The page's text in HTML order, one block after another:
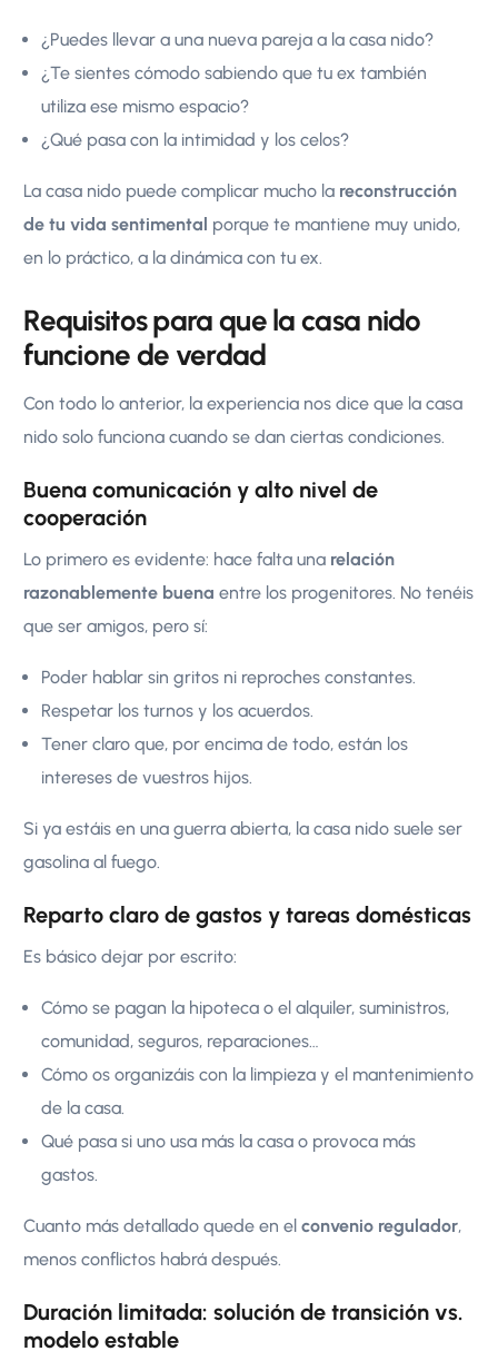
¿Puedes llevar a una nueva pareja a la casa nido?
¿Te sientes cómodo sabiendo que tu ex también
utiliza ese mismo espacio?
¿Qué pasa con la intimidad y los celos?
La casa nido puede complicar mucho la reconstrucción
de tu vida sentimental porque te mantiene muy unido,
en lo práctico, a la dinámica con tu ex.
Requisitos para que la casa nido
funcione de verdad
Con todo lo anterior, la experiencia nos dice que la casa
nido solo funciona cuando se dan ciertas condiciones.
Buena comunicación y alto nivel de
cooperación
Lo primero es evidente: hace falta una relación
razonablemente buena entre los progenitores. No tenéis
que ser amigos, pero sí:
Poder hablar sin gritos ni reproches constantes.
Respetar los turnos y los acuerdos.
Tener claro que, por encima de todo, están los
intereses de vuestros hijos.
Si ya estáis en una guerra abierta, la casa nido suele ser
gasolina al fuego.
Reparto claro de gastos y tareas domésticas
Es básico dejar por escrito:
Cómo se pagan la hipoteca o el alquiler, suministros,
comunidad, seguros, reparaciones…
Cómo os organizáis con la limpieza y el mantenimiento
de la casa.
Qué pasa si uno usa más la casa o provoca más
gastos.
Cuanto más detallado quede en elconvenio regulador,
menos conflictos habrá después.
Duración limitada: solución de transición vs.
modelo estable